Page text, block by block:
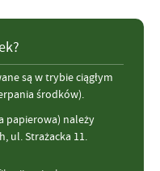
są w trybie ciągłym
środków).
papierowa) należy
ul. Strażacka 11.